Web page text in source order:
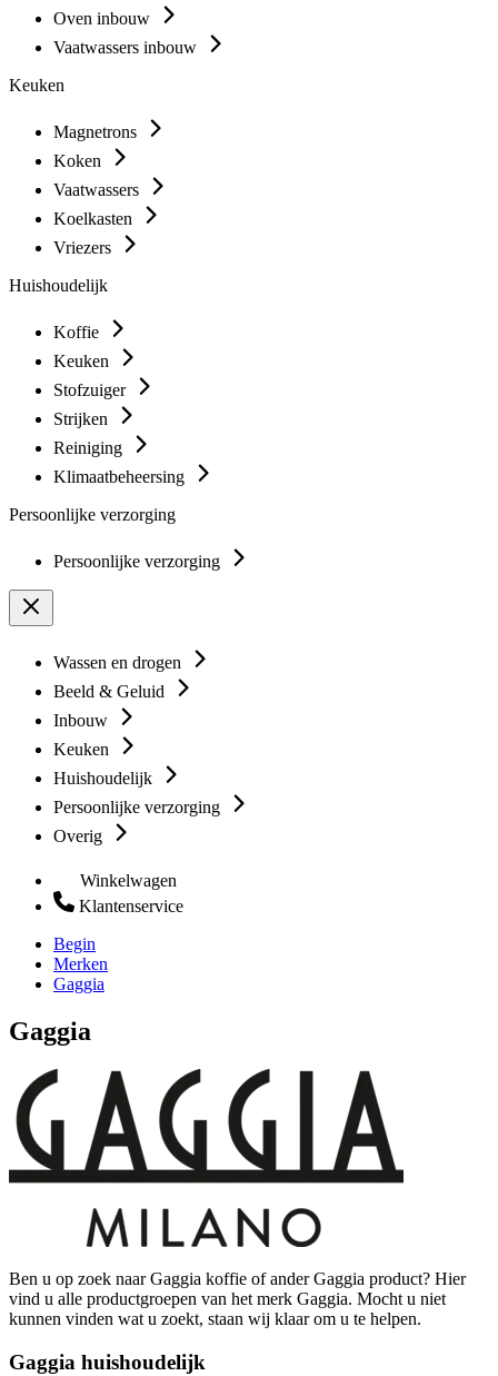
Oven inbouw
Vaatwassers inbouw
Keuken
Magnetrons
Koken
Vaatwassers
Koelkasten
Vriezers
Huishoudelijk
Koffie
Keuken
Stofzuiger
Strijken
Reiniging
Klimaatbeheersing
Persoonlijke verzorging
Persoonlijke verzorging
Wassen en drogen
Beeld & Geluid
Inbouw
Keuken
Huishoudelijk
Persoonlijke verzorging
Overig
Winkelwagen
Klantenservice
Begin
Merken
Gaggia
Gaggia
Ben u op zoek naar Gaggia koffie of ander Gaggia product? Hier
vind u alle productgroepen van het merk Gaggia. Mocht u niet
kunnen vinden wat u zoekt, staan wij klaar om u te helpen.
Gaggia huishoudelijk